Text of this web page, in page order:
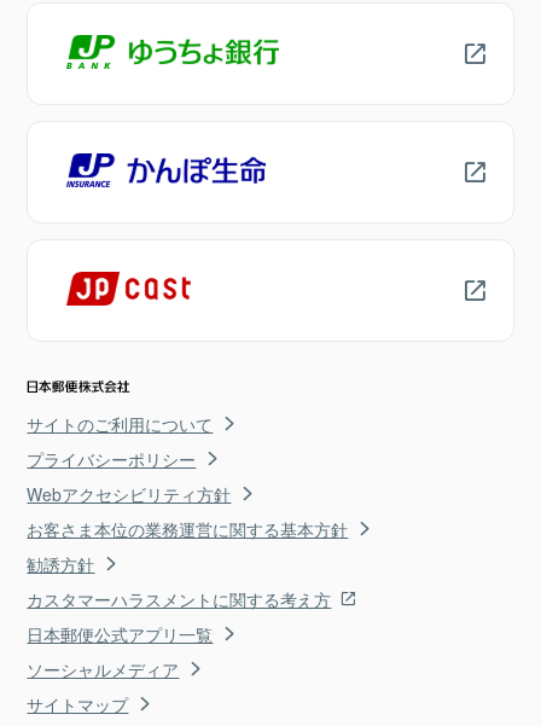
サイトのご利用について
プライバシーポリシー
Webアクセシビリティ方針
お客さま本位の業務運営に関する基本方針
勧誘方針
カスタマーハラスメントに関する考え方
日本郵便公式アプリ一覧
ソーシャルメディア
サイトマップ